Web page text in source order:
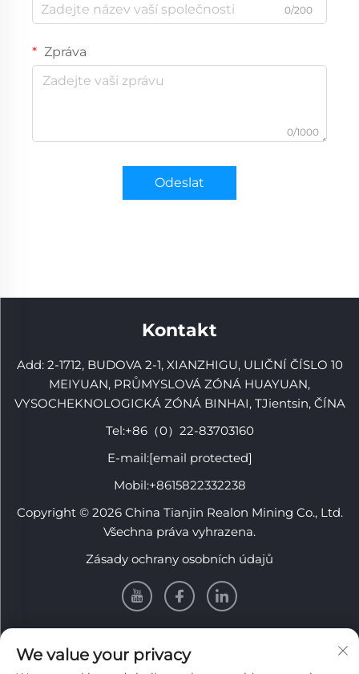
0/200
Zpráva
0/1000
Odeslat
Kontakt
Add: 2-1712, BUDOVA 2-1, XIANZHIGU, ULIČNÍ ČÍSLO 10
MEIYUAN, PRŮMYSLOVÁ ZÓNÁ HUAYUAN,
VYSOCHEKNOLOGICKÁ ZÓNÁ BINHAI, TJientsin, ČÍNA
Tel:+86（0）22-83703160
E-mail:[email protected]
Mobil:+8615822332238
Copyright © 2026 China Tianjin Realon Mining Co., Ltd.
Všechna práva vyhrazena.
Zásady ochrany osobních údajů
INFORMACE
We value your privacy